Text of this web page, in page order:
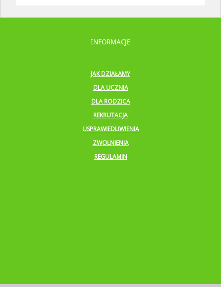
INFORMACJE
JAK DZIAŁAMY
DLA UCZNIA
DLA RODZICA
REKRUTACJA
USPRAWIEDLIWIENIA
ZWOLNIENIA
REGULAMIN